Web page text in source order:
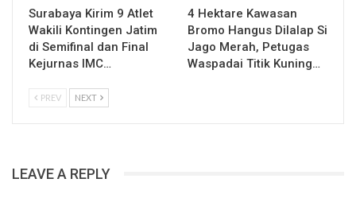
Surabaya Kirim 9 Atlet
Wakili Kontingen Jatim
di Semifinal dan Final
Kejurnas IMC…
4 Hektare Kawasan
Bromo Hangus Dilalap Si
Jago Merah, Petugas
Waspadai Titik Kuning…
PREV NEXT
LEAVE A REPLY